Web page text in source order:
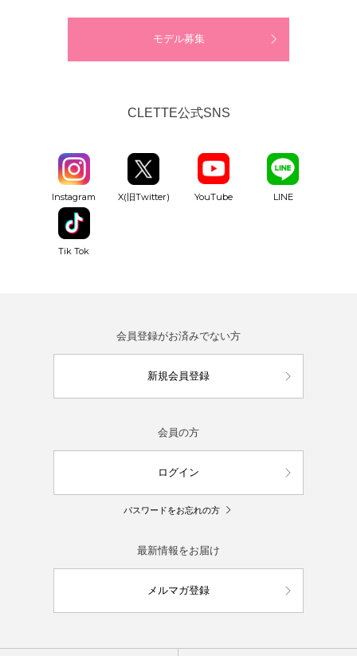
モデル募集
CLETTE公式SNS
Instagram X(旧Twitter) YouTube LINE
Tik Tok
会員登録がお済みでない方
新規会員登録
会員の方
ログイン
パスワードをお忘れの方
最新情報をお届け
メルマガ登録